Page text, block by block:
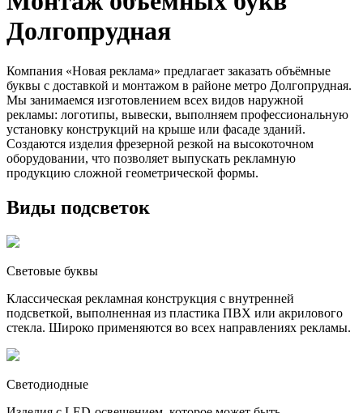
Долгопрудная
Компания «Новая реклама» предлагает заказать объёмные
буквы с доставкой и монтажом в районе метро Долгопрудная.
Мы занимаемся изготовлением всех видов наружной
рекламы: логотипы, вывески, выполняем профессиональную
установку конструкций на крыше или фасаде зданий.
Создаются изделия фрезерной резкой на высокоточном
оборудовании, что позволяет выпускать рекламную
продукцию сложной геометрической формы.
Виды подсветок
Световые буквы
Классическая рекламная конструкция с внутренней
подсветкой, выполненная из пластика ПВХ или акрилового
стекла. Широко применяются во всех направлениях рекламы.
Светодиодные